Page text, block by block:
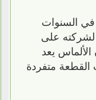
في السنوات
لشركته على
يعد
القطعة متفردة